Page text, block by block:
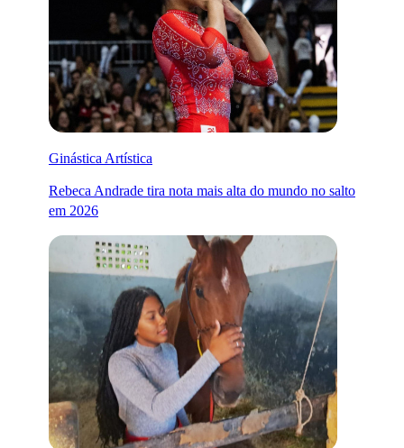
Ginástica Artística
Rebeca Andrade tira nota mais alta do mundo no salto
em 2026